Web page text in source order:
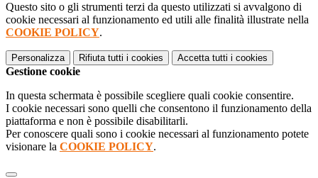
Questo sito o gli strumenti terzi da questo utilizzati si avvalgono di
cookie necessari al funzionamento ed utili alle finalità illustrate nella
COOKIE POLICY.
Personalizza Rifiuta tutti i cookies Accetta tutti i cookies
Gestione cookie
In questa schermata è possibile scegliere quali cookie consentire.
I cookie necessari sono quelli che consentono il funzionamento della
piattaforma e non è possibile disabilitarli.
Per conoscere quali sono i cookie necessari al funzionamento potete
visionare la COOKIE POLICY.